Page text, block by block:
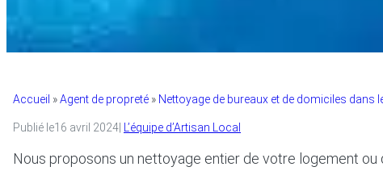
Accueil »Agent de propreté » Nettoyage de bureaux et de domiciles dans
Publié le16 avril 2024 L’équipe d’Artisan Local
Nous proposons un nettoyage entier de votre logement